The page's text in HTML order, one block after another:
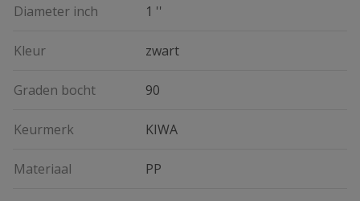
Diameter inch 1 ''
Kleur zwart
Graden bocht 90
Keurmerk KIWA
Materiaal PP